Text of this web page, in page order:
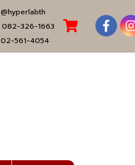
@hyperlabth
082-326-1663
02-561-4054